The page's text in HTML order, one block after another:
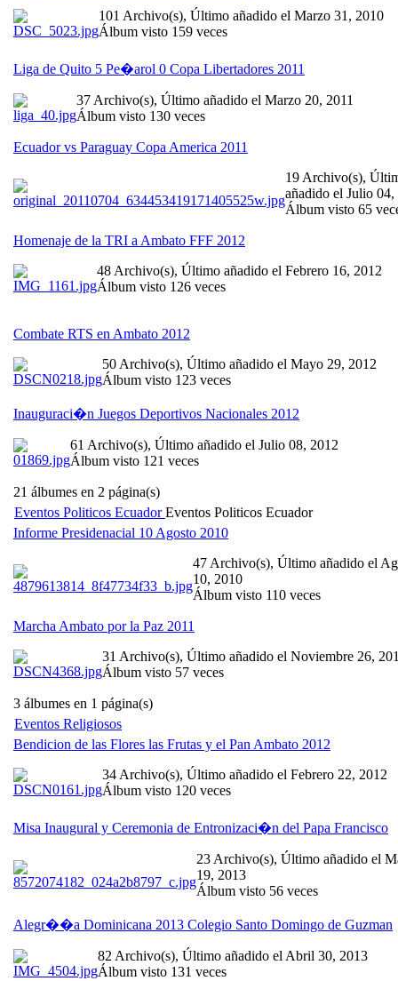
101 Archivo(s), Último añadido el Marzo 31, 2010
Álbum visto 159 veces
Liga de Quito 5 Pe�arol 0 Copa Libertadores 2011
37 Archivo(s), Último añadido el Marzo 20, 2011
Álbum visto 130 veces
Ecuador vs Paraguay Copa America 2011
19 Archivo(s),
añadido el Julio 04,
Álbum visto 65
Homenaje de la TRI a Ambato FFF 2012
48 Archivo(s), Último añadido el Febrero 16, 2012
Álbum visto 126 veces
Combate RTS en Ambato 2012
50 Archivo(s), Último añadido el Mayo 29, 2012
Álbum visto 123 veces
Inauguraci�n Juegos Deportivos Nacionales 2012
61 Archivo(s), Último añadido el Julio 08, 2012
Álbum visto 121 veces
21 álbumes en 2 página(s)
Eventos Politicos EcuadorEventos Politicos Ecuador
Informe Presidenacial 10 Agosto 2010
47 Archivo(s), Último añadido el
10, 2010
Álbum visto 110 veces
Marcha Ambato por la Paz 2011
31 Archivo(s), Último añadido el Noviembre 26,
Álbum visto 57 veces
3 álbumes en 1 página(s)
Eventos Religiosos
Bendicion de las Flores las Frutas y el Pan Ambato 2012
34 Archivo(s), Último añadido el Febrero 22, 2012
Álbum visto 120 veces
Misa Inaugural y Ceremonia de Entronizaci�n del Papa Francisco
23 Archivo(s), Último añadido el
19, 2013
Álbum visto 56 veces
Alegr��a Dominicana 2013 Colegio Santo Domingo de Guzman
82 Archivo(s), Último añadido el Abril 30, 2013
Álbum visto 131 veces